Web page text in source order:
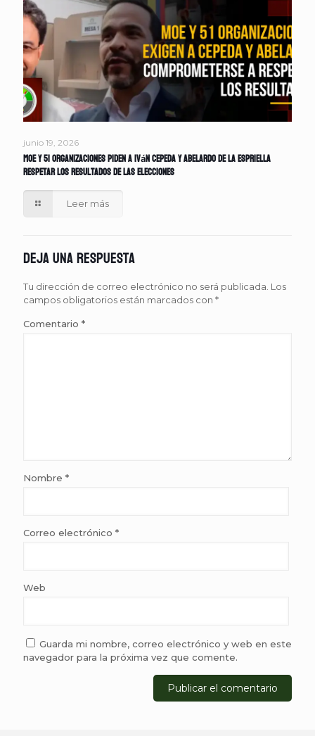
junio 19, 2026
MOE y 51 organizaciones piden a Iván Cepeda y Abelardo de la Espriella
respetar los resultados de las elecciones
Leer más
Deja una respuesta
Tu dirección de correo electrónico no será publicada. Los
campos obligatorios están marcados con *
Comentario *
Nombre *
Correo electrónico *
Web
Guarda mi nombre, correo electrónico y web en este
navegador para la próxima vez que comente.